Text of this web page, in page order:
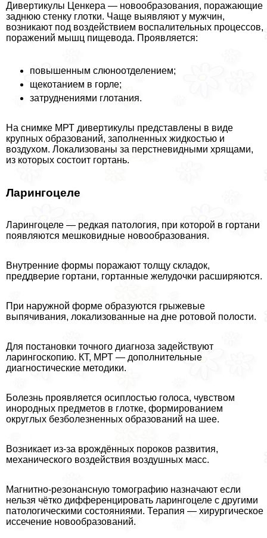
Дивертикулы Ценкера — новообразования, поражающие
заднюю стенку глотки. Чаще выявляют у мужчин,
возникают под воздействием воспалительных процессов,
поражений мышц пищевода. Проявляется:
повышенным слюноотделением;
щекотанием в горле;
затруднениями глотания.
На снимке МРТ дивертикулы представлены в виде
крупных образований, заполненных жидкостью и
воздухом. Локализованы за перстневидными хрящами,
из которых состоит гортань.
Ларингоцеле
Ларингоцеле — редкая патология, при которой в гортани
появляются мешковидные новообразования.
Внутренние формы поражают толщу складок,
преддверие гортани, гортанные желудочки расширяются.
При наружной форме образуются грыжевые
выпячивания, локализованные на дне ротовой полости.
Для постановки точного диагноза задействуют
ларингоскопию. КТ, МРТ — дополнительные
диагностические методики.
Болезнь проявляется осиплостью голоса, чувством
инородных предметов в глотке, формированием
округлых безболезненных образований на шее.
Возникает из-за врождённых пороков развития,
механического воздействия воздушных масс.
Магнитно-резонансную томографию назначают если
нельзя чётко дифференцировать ларингоцеле с другими
патологическими состояниями. Терапия — хирургическое
иссечение новообразований.